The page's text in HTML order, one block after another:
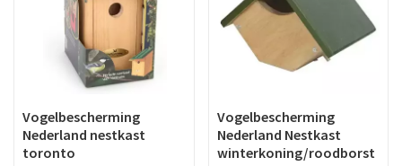
Vogelbescherming
Nederland nestkast
toronto
Vogelbescherming
Nederland Nestkast
winterkoning/roodborst